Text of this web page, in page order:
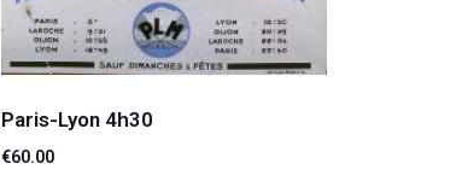
Paris-Lyon 4h30
€60.00